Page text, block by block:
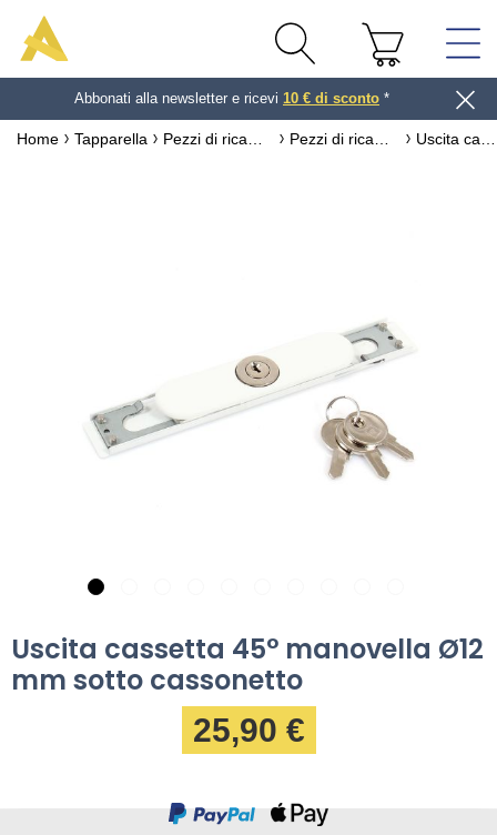
Abbonati alla newsletter e ricevi 10 € di sconto *
Home Tapparella
Uscita cassetta 45° manovella Ø12
mm sotto cassonetto
25,90 €